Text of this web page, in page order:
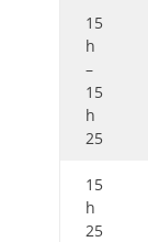
15
h
–
15
h
25
15
h
25